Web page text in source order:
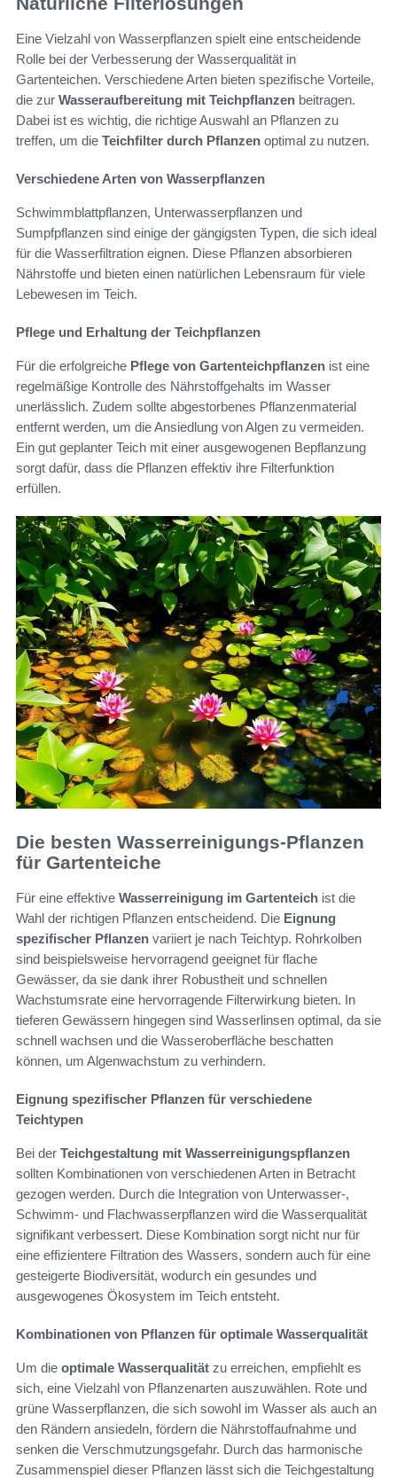
Eine Vielzahl von Wasserpflanzen spielt eine entscheidende
Rolle bei der Verbesserung der Wasserqualität in
Gartenteichen. Verschiedene Arten bieten spezifische Vorteile,
die zur Wasseraufbereitung mit Teichpflanzen beitragen.
Dabei ist es wichtig, die richtige Auswahl an Pflanzen zu
treffen, um die Teichfilter durch Pflanzen optimal zu nutzen.
Verschiedene Arten von Wasserpflanzen
Schwimmblattpflanzen, Unterwasserpflanzen und
Sumpfpflanzen sind einige der gängigsten Typen, die sich ideal
für die Wasserfiltration eignen. Diese Pflanzen absorbieren
Nährstoffe und bieten einen natürlichen Lebensraum für viele
Lebewesen im Teich.
Pflege und Erhaltung der Teichpflanzen
Für die erfolgreiche Pflege von Gartenteichpflanzen ist eine
regelmäßige Kontrolle des Nährstoffgehalts im Wasser
unerlässlich. Zudem sollte abgestorbenes Pflanzenmaterial
entfernt werden, um die Ansiedlung von Algen zu vermeiden.
Ein gut geplanter Teich mit einer ausgewogenen Bepflanzung
sorgt dafür, dass die Pflanzen effektiv ihre Filterfunktion
erfüllen.
Die besten Wasserreinigungs-Pflanzen
für Gartenteiche
Für eine effektive Wasserreinigung im Gartenteich ist die
Wahl der richtigen Pflanzen entscheidend. Die Eignung
spezifischer Pflanzen variiert je nach Teichtyp. Rohrkolben
sind beispielsweise hervorragend geeignet für flache
Gewässer, da sie dank ihrer Robustheit und schnellen
Wachstumsrate eine hervorragende Filterwirkung bieten. In
tieferen Gewässern hingegen sind Wasserlinsen optimal, da sie
schnell wachsen und die Wasseroberfläche beschatten
können, um Algenwachstum zu verhindern.
Eignung spezifischer Pflanzen für verschiedene
Teichtypen
Bei der Teichgestaltung mit Wasserreinigungspflanzen
sollten Kombinationen von verschiedenen Arten in Betracht
gezogen werden. Durch die Integration von Unterwasser-,
Schwimm- und Flachwasserpflanzen wird die Wasserqualität
signifikant verbessert. Diese Kombination sorgt nicht nur für
eine effizientere Filtration des Wassers, sondern auch für eine
gesteigerte Biodiversität, wodurch ein gesundes und
ausgewogenes Ökosystem im Teich entsteht.
Kombinationen von Pflanzen für optimale Wasserqualität
Um die optimale Wasserqualität zu erreichen, empfiehlt es
sich, eine Vielzahl von Pflanzenarten auszuwählen. Rote und
grüne Wasserpflanzen, die sich sowohl im Wasser als auch an
den Rändern ansiedeln, fördern die Nährstoffaufnahme und
senken die Verschmutzungsgefahr. Durch das harmonische
Zusammenspiel dieser Pflanzen lässt sich die Teichgestaltung